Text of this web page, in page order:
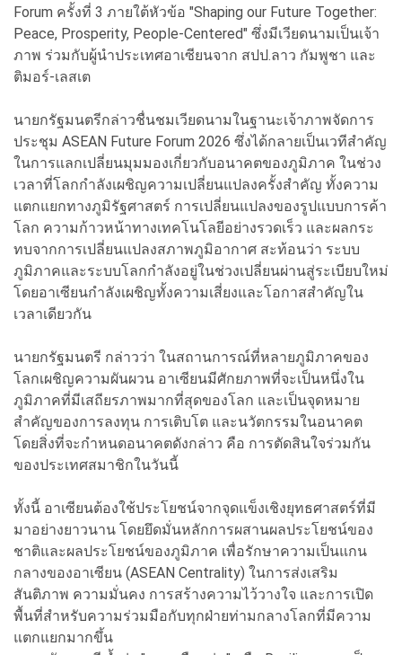
Forum ครั้งที่ 3 ภายใต้หัวข้อ "Shaping our Future Together:
Peace, Prosperity, People-Centered" ซึ่งมีเวียดนามเป็นเจ้า
ภาพ ร่วมกับผู้นำประเทศอาเซียนจาก สปป.ลาว กัมพูชา และ
ติมอร์-เลสเต
นายกรัฐมนตรีกล่าวชื่นชมเวียดนามในฐานะเจ้าภาพจัดการ
ประชุม ASEAN Future Forum 2026 ซึ่งได้กลายเป็นเวทีสำคัญ
ในการแลกเปลี่ยนมุมมองเกี่ยวกับอนาคตของภูมิภาค ในช่วง
เวลาที่โลกกำลังเผชิญความเปลี่ยนแปลงครั้งสำคัญ ทั้งความ
แตกแยกทางภูมิรัฐศาสตร์ การเปลี่ยนแปลงของรูปแบบการค้า
โลก ความก้าวหน้าทางเทคโนโลยีอย่างรวดเร็ว และผลกระ
ทบจากการเปลี่ยนแปลงสภาพภูมิอากาศ สะท้อนว่า ระบบ
ภูมิภาคและระบบโลกกำลังอยู่ในช่วงเปลี่ยนผ่านสู่ระเบียบใหม่
โดยอาเซียนกำลังเผชิญทั้งความเสี่ยงและโอกาสสำคัญใน
เวลาเดียวกัน
นายกรัฐมนตรี กล่าวว่า ในสถานการณ์ที่หลายภูมิภาคของ
โลกเผชิญความผันผวน อาเซียนมีศักยภาพที่จะเป็นหนึ่งใน
ภูมิภาคที่มีเสถียรภาพมากที่สุดของโลก และเป็นจุดหมาย
สำคัญของการลงทุน การเติบโต และนวัตกรรมในอนาคต
โดยสิ่งที่จะกำหนดอนาคตดังกล่าว คือ การตัดสินใจร่วมกัน
ของประเทศสมาชิกในวันนี้
ทั้งนี้ อาเซียนต้องใช้ประโยชน์จากจุดแข็งเชิงยุทธศาสตร์ที่มี
มาอย่างยาวนาน โดยยึดมั่นหลักการผสานผลประโยชน์ของ
ชาติและผลประโยชน์ของภูมิภาค เพื่อรักษาความเป็นแกน
กลางของอาเซียน (ASEAN Centrality) ในการส่งเสริม
สันติภาพ ความมั่นคง การสร้างความไว้วางใจ และการเปิด
พื้นที่สำหรับความร่วมมือกับทุกฝ่ายท่ามกลางโลกที่มีความ
แตกแยกมากขึ้น